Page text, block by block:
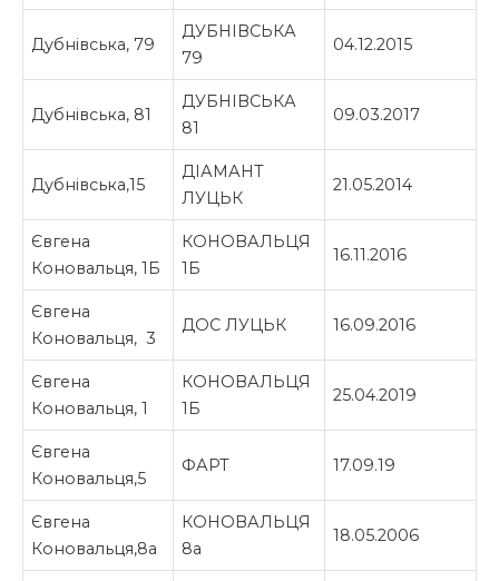
Дубнівська, 79
ДУБНІВСЬКА
79
04.12.2015
Дубнівська, 81
ДУБНІВСЬКА
81
09.03.2017
Дубнівська,15
ДІАМАНТ
ЛУЦЬК
21.05.2014
Євгена
Коновальця, 1Б
КОНОВАЛЬЦЯ
1Б
16.11.2016
Євгена
Коновальця, 3
ДОС ЛУЦЬК 16.09.2016
Євгена
Коновальця, 1
КОНОВАЛЬЦЯ
1Б
25.04.2019
Євгена
Коновальця,5
ФАРТ 17.09.19
Євгена
Коновальця,8а
КОНОВАЛЬЦЯ
8а
18.05.2006